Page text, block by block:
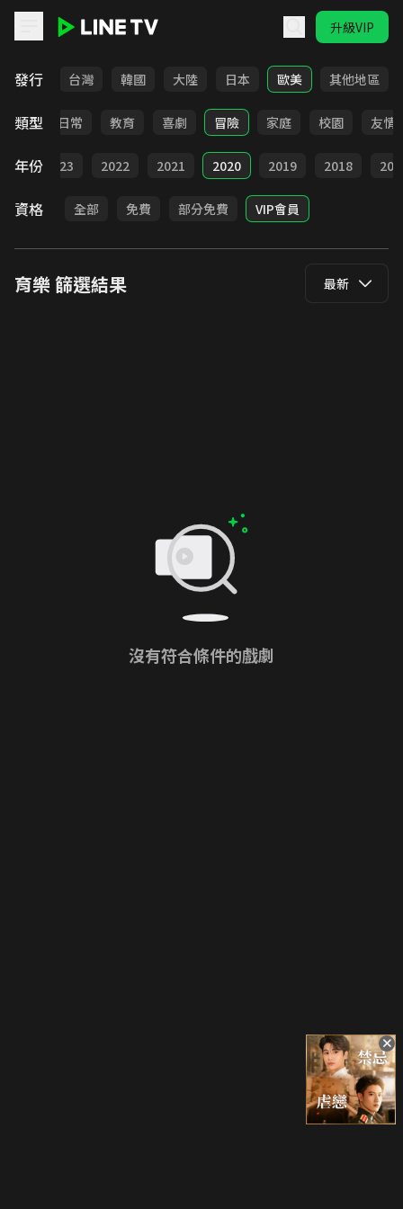
升級VIP
發行
全部 台灣 韓國 大陸 日本 歐美 其他地區
類型
卡通 日常 教育 喜劇 冒險 家庭 校園 友情
年份 2023 2022 2021 2020 2019 2018
資格 全部 免費 部分免費 VIP會員
育樂篩選結果 最新
沒有符合條件的戲劇